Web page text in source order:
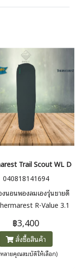
- Regular
Trail Scout WL
040818141694
นอนพองลมเองรุ่นขายดี
R-Value 3.1
นคุณภาพดีในราคาสุดคุ้ม
าตรฐาน Thermarest
฿3,400
สั่งซื้อสินค้า
ลายคุณสมบัติให้เลือก)